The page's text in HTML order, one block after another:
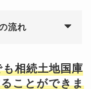
流れ
相続土地国庫
ことができま